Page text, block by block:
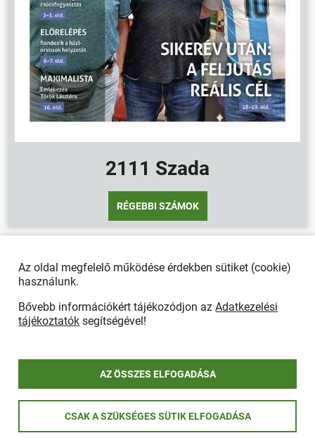
2111 Szada
RÉGEBBI SZÁMOK
Legfrissebb bejegyzések
Az oldal megfelelő működése érdekben sütiket (cookie)
használunk.
Bővebb információkért tájékozódjon azAdatkezelési
tájékoztatók segítségével!
AZ ÖSSZES ELFOGADÁSA
CSAK A SZÜKSÉGES SÜTIK ELFOGADÁSA